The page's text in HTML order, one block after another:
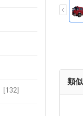
[132]
類